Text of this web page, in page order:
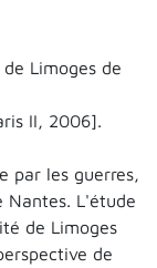
Limoges de
II, 2006].
par les guerres,
Nantes. L'étude
de Limoges
de